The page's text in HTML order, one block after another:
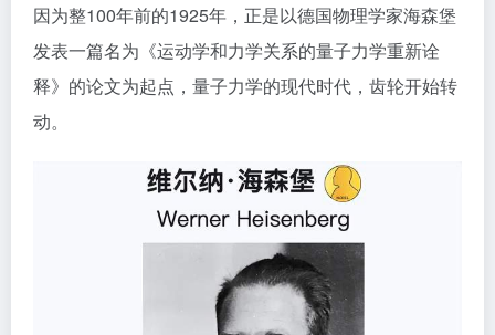
因为整100年前的1925年，正是以德国物理学家海森堡
发表一篇名为《运动学和力学关系的量子力学重新诠
释》的论文为起点，量子力学的现代时代，齿轮开始转
动。